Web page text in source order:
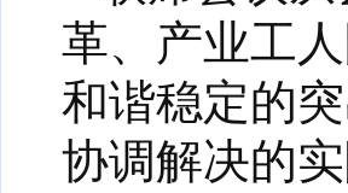
革、产业工
和谐稳定的
协调解决的